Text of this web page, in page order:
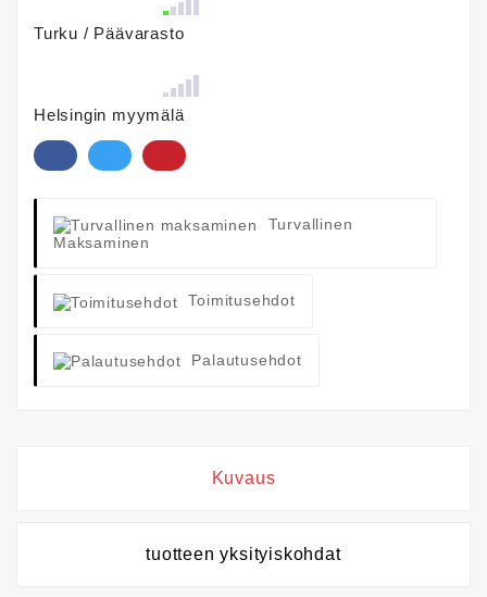
Turku / Päävarasto
Helsingin myymälä
Turvallinen
Maksaminen
Toimitusehdot
Palautusehdot
Kuvaus
tuotteen yksityiskohdat